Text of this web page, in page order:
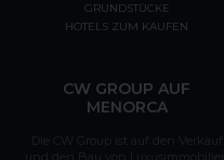
GRUNDSTÜCKE
HOTELS ZUM KAUFEN
CW GROUP AUF
MENORCA
Die CW Group ist auf den Verkauf
und den Bau von Luxusimmobilien